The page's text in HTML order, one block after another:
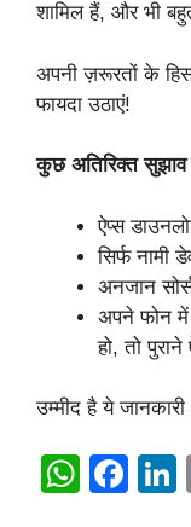
शामिल हैं, और भी
अपनी ज़रूरतों के
फायदा उठाएं!
कुछ अतिरिक्त
ऐप्स
सिर्फ नामी
अनजान
अपने फोन में
हो, तो
उम्मीद है ये
W F